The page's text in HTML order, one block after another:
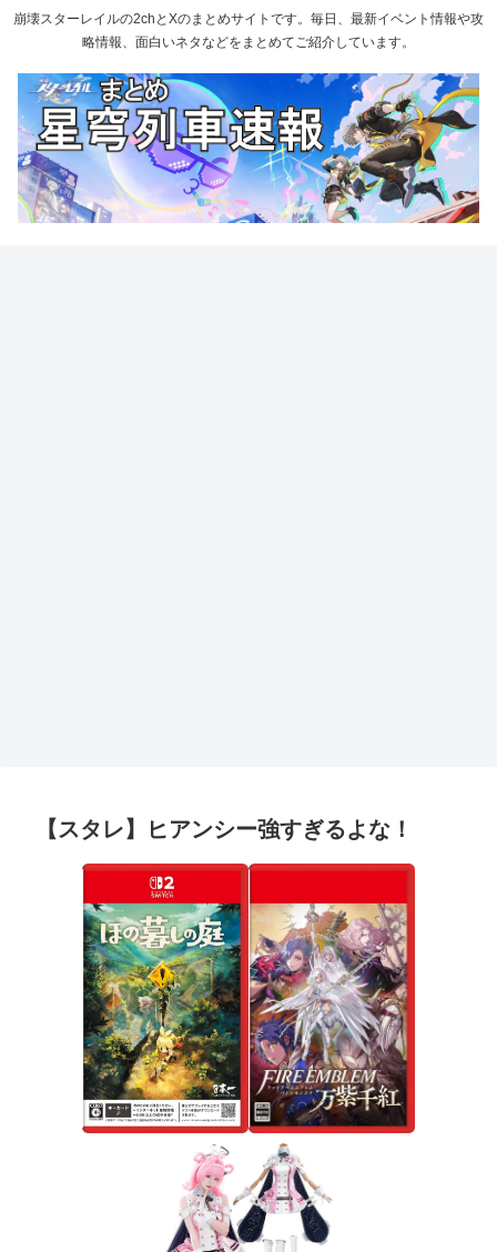
崩壊スターレイルの2chとXのまとめサイトです。毎日、最新イベント情報や攻
略情報、面白いネタなどをまとめてご紹介しています。
【スタレ】ヒアンシー強すぎるよな！